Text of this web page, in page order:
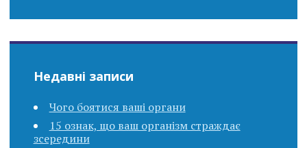
Недавні записи
Чого боятися ваші органи
15 ознак, що ваш організм страждає
зсередини